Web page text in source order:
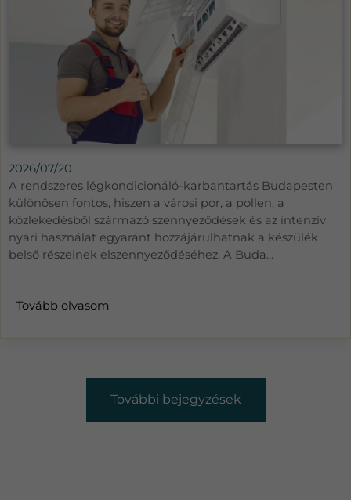
2026/07/20
A rendszeres légkondicionáló-karbantartás Budapesten
különösen fontos, hiszen a városi por, a pollen, a
közlekedésből származó szennyeződések és az intenzív
nyári használat egyaránt hozzájárulhatnak a készülék
belső részeinek elszennyeződéséhez. A Buda...
Tovább olvasom
További bejegyzések